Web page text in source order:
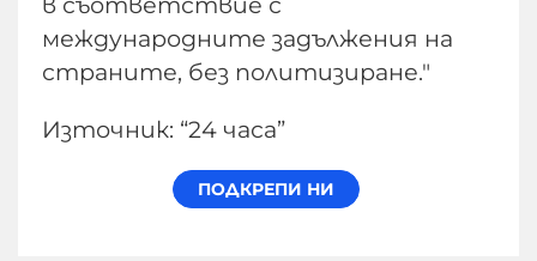
международните задължения на
страните, без политизиране."
Източник: “24 часа”